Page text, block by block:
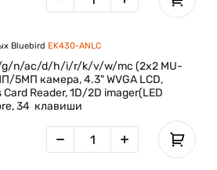
Bluebird EK430-ANLC
g/n/ac/d/h/i/r/k/v/w/mc (2x2 MU-
5МП камера, 4.3" WVGA LCD,
Reader, 1D/2D imager(LED
34 клавиши